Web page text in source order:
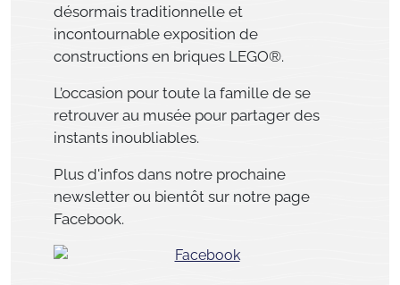
désormais traditionnelle et
incontournable exposition de
constructions en briques LEGO®.
L’occasion pour toute la famille de se
retrouver au musée pour partager des
instants inoubliables.
Plus d'infos dans notre prochaine
newsletter ou bientôt sur notre page
Facebook.